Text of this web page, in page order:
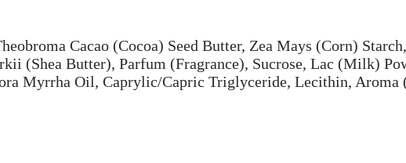
Cacao (Cocoa) Seed Butter, Zea Mays (Corn)
(Shea Butter), Parfum (Fragrance), Sucrose, Lac (Milk)
Myrrha Oil, Caprylic/Capric Triglyceride, Lecithin, Aroma